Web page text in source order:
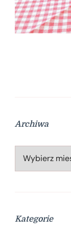
Archiwa
Archiwa
Kategorie